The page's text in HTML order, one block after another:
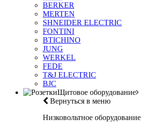
BERKER
MERTEN
SHNEIDER ELECTRIC
FONTINI
BTICHINO
JUNG
WERKEL
FEDE
T&J ELECTRIC
BJC
Щитовое оборудование
Вернуться в меню
Низковольтное оборудование